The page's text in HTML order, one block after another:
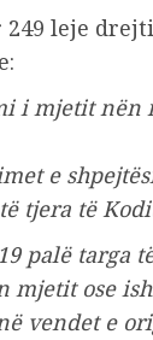
249 leje
i mjetit
e
tjera të
palë targa
mjetit ose
vendet e